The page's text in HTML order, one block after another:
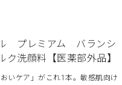
プレミアム バランシ
洗顔料【医薬部外品】
いケア」がこれ1本。敏感肌向け